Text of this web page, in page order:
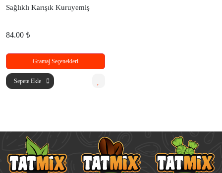
Sağlıklı Karışık Kuruyemiş
84.00 ₺
Gramaj Seçenekleri
Sepete Ekle